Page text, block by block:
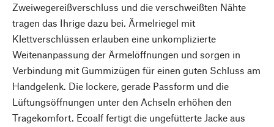
Zweiwegereißverschluss und die verschweißten Nähte
tragen das Ihrige dazu bei. Ärmelriegel mit
Klettverschlüssen erlauben eine unkomplizierte
Weitenanpassung der Ärmelöffnungen und sorgen in
Verbindung mit Gummizügen für einen guten Schluss am
Handgelenk. Die lockere, gerade Passform und die
Lüftungsöffnungen unter den Achseln erhöhen den
Tragekomfort. Ecoalf fertigt die ungefütterte Jacke aus